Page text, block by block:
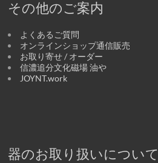
その他のご案内
よくあるご質問
オンラインショップ通信販売
お取り寄せ / オーダー
信濃追分文化磁場 油や
JOYNT.work
器のお取り扱いについて